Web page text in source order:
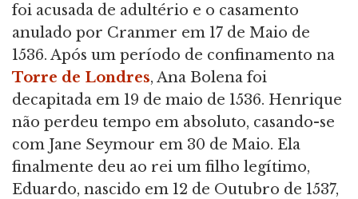
foi acusada de adultério e o casamento
anulado por Cranmer em 17 de Maio de
1536. Após um período de confinamento na
Torre de Londres, Ana Bolena foi
decapitada em 19 de maio de 1536. Henrique
não perdeu tempo em absoluto, casando-se
com Jane Seymour em 30 de Maio. Ela
finalmente deu ao rei um filho legítimo,
Eduardo, nascido em 12 de Outubro de 1537,